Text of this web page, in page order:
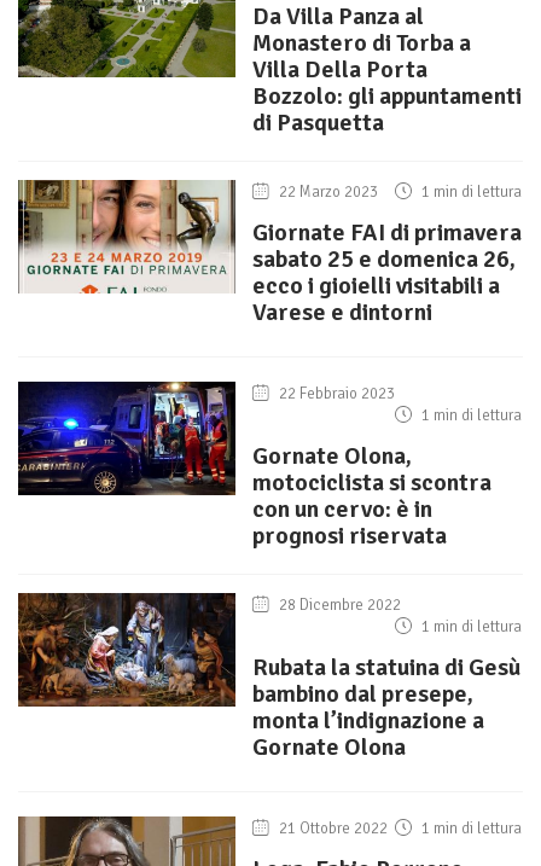
Da Villa Panza al
Monastero di Torba a
Villa Della Porta
Bozzolo: gli appuntamenti
di Pasquetta
22 Marzo 2023 1 min di lettura
Giornate FAI di primavera
sabato 25 e domenica 26,
ecco i gioielli visitabili a
Varese e dintorni
22 Febbraio 2023
1 min di lettura
Gornate Olona,
motociclista si scontra
con un cervo: è in
prognosi riservata
28 Dicembre 2022
1 min di lettura
Rubata la statuina di Gesù
bambino dal presepe,
monta l’indignazione a
Gornate Olona
21 Ottobre 2022 1 min di lettura